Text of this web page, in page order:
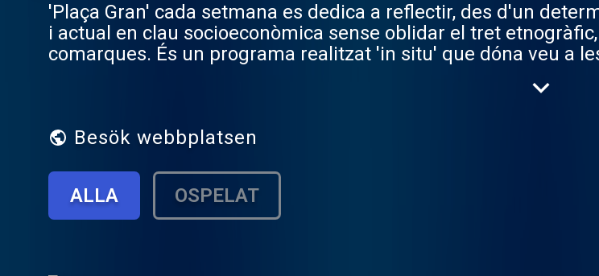
'Plaça Gran' cada setmana es dedica a reflectir, des d'un
i actual en clau socioeconòmica sense oblidar el tret
comarques. És un programa realitzat 'in situ' que dóna veu a
Besök webbplatsen
ALLA OSPELAT